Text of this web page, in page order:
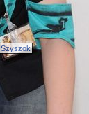
Szyszok